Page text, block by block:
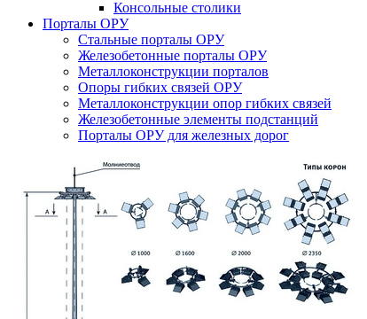
Консольные столики
Порталы ОРУ
Стальные порталы ОРУ
Железобетонные порталы ОРУ
Металлоконструкции порталов
Опоры гибких связей ОРУ
Металлоконструкции опор гибких связей
Железобетонные элементы подстанций
Порталы ОРУ для железных дорог